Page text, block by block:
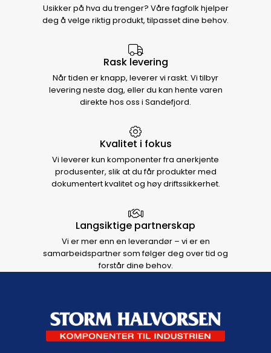
Usikker på hva du trenger? Våre fagfolk hjelper
deg å velge riktig produkt, tilpasset dine behov.
Rask levering
Når tiden er knapp, leverer vi raskt. Vi tilbyr
levering neste dag, eller du kan hente varen
direkte hos oss i Sandefjord.
Kvalitet i fokus
Vi leverer kun komponenter fra anerkjente
produsenter, slik at du får produkter med
dokumentert kvalitet og høy driftssikkerhet.
Langsiktige partnerskap
Vi er mer enn en leverandør – vi er en
samarbeidspartner som følger deg over tid og
forstår dine behov.
Footer navigation